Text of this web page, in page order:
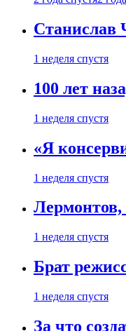
Станислав
1 неделя спустя
100 лет
1 неделя спустя
«Я
1 неделя спустя
1 неделя спустя
Брат
1 неделя спустя
За что